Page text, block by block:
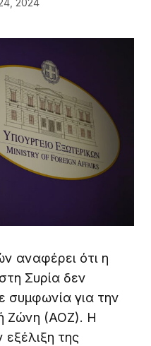
αναφέρει ότι η
Συρία δεν
συμφωνία για την
Ζώνη (ΑΟΖ). Η
της